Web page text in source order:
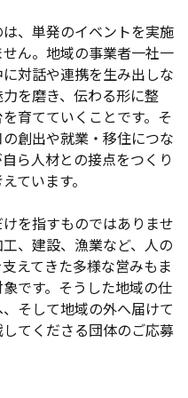
、単発のイベントを実施
ん。地域の事業者一社一
対話や連携を生み出しな
を磨き、伝わる形に整
育てていくことです。そ
創出や就業・移住につな
ら人材との接点をつくり
ています。
を指すものではありませ
、建設、漁業など、人の
えてきた多様な営みもま
です。そうした地域の仕
そして地域の外へ届けて
てくださる団体のご応募